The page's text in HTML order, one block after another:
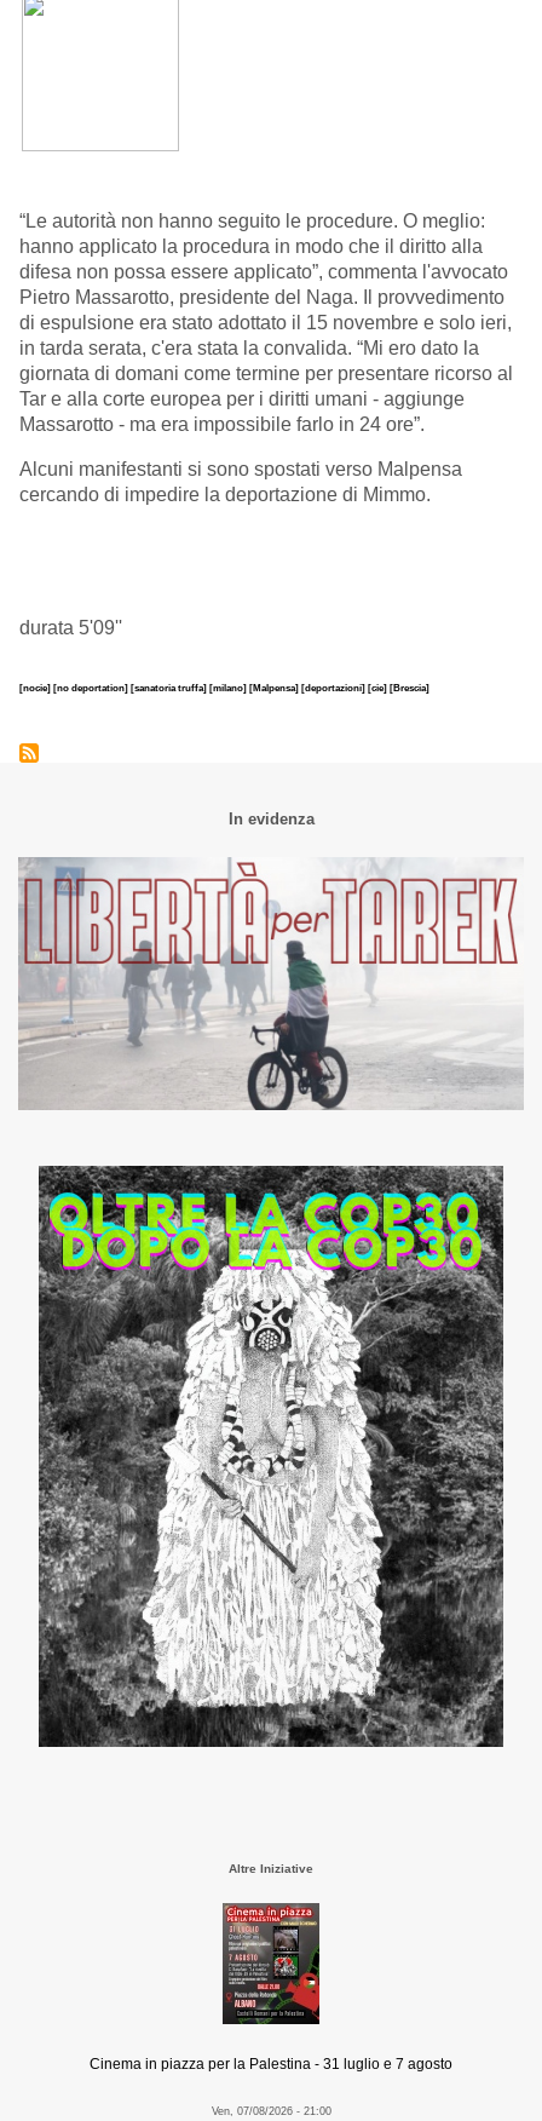
“Le autorità non hanno seguito le procedure. O meglio:
hanno applicato la procedura in modo che il diritto alla
difesa non possa essere applicato”, commenta l'avvocato
Pietro Massarotto, presidente del Naga. Il provvedimento
di espulsione era stato adottato il 15 novembre e solo ieri,
in tarda serata, c'era stata la convalida. “Mi ero dato la
giornata di domani come termine per presentare ricorso al
Tar e alla corte europea per i diritti umani - aggiunge
Massarotto - ma era impossibile farlo in 24 ore”.
Alcuni manifestanti si sono spostati verso Malpensa
cercando di impedire la deportazione di Mimmo.
durata 5'09''
[nocie] [no deportation] [sanatoria truffa] [milano] [Malpensa] [deportazioni] [cie] [Brescia]
In evidenza
Altre Iniziative
Cinema in piazza per la Palestina - 31 luglio e 7 agosto
Ven, 07/08/2026 - 21:00